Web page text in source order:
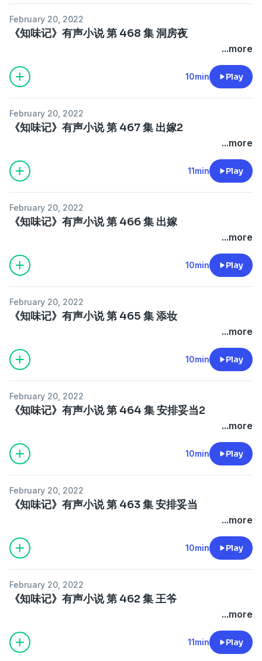
February 20, 2022
《知味记》有声小说 第 468 集 洞房夜
...more
10min Play
February 20, 2022
《知味记》有声小说 第 467 集 出嫁2
...more
11min Play
February 20, 2022
《知味记》有声小说 第 466 集 出嫁
...more
10min Play
February 20, 2022
《知味记》有声小说 第 465 集 添妆
...more
10min Play
February 20, 2022
《知味记》有声小说 第 464 集 安排妥当2
...more
10min Play
February 20, 2022
《知味记》有声小说 第 463 集 安排妥当
...more
10min Play
February 20, 2022
《知味记》有声小说 第 462 集 王爷
...more
11min Play